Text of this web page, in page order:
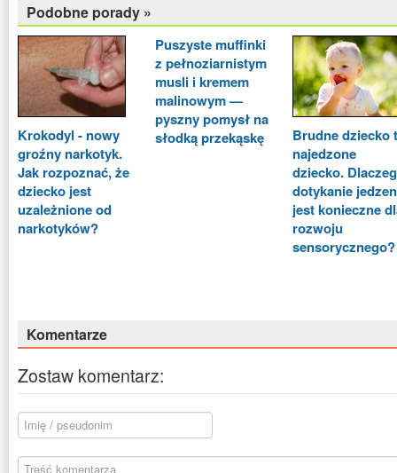
Podobne porady »
Krokodyl - nowy
groźny narkotyk.
Jak rozpoznać, że
dziecko jest
uzależnione od
narkotyków?
Puszyste muffinki
z pełnoziarnistym
musli i kremem
malinowym —
pyszny pomysł na
słodką przekąskę
Brudne dziecko
najedzone
dziecko.
dotykanie
jest konieczne
rozwoju
sensorycznego?
Komentarze
Zostaw komentarz: